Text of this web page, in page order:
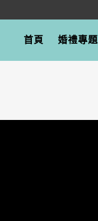
首頁 婚禮專題